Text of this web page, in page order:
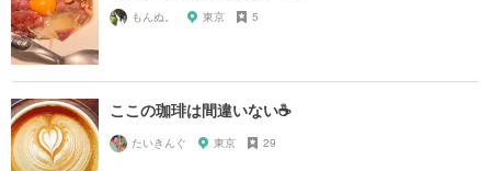
もんぬ。 東京 5
ここの珈琲は間違いない☕️
たいきんぐ 東京 29